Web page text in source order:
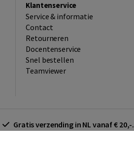
Klantenservice
Service & informatie
Contact
Retourneren
Docentenservice
Snel bestellen
Teamviewer
Gratis verzending in NL vanaf € 20,-.